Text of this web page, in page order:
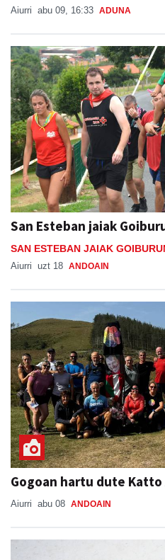
Aiurri abu 09, 16:33 ADUNA
San Esteban jaiak
SAN ESTEBAN JAIAK
Aiurri uzt 18 ANDOAIN
Gogoan hartu dute
Aiurri abu 08 ANDOAIN